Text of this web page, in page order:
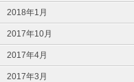
2018年1月
2017年10月
2017年4月
2017年3月